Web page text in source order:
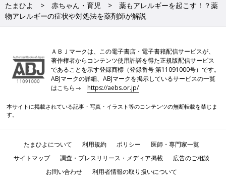
たまひよ 赤ちゃん・育児
薬もアレルギーを起こす！？薬
物アレルギーの症状や対処法を薬剤師が解説
ＡＢＪマークは、この電子書店・電子書籍配信サービスが、
著作権者からコンテンツ使用許諾を得た正規版配信サービス
であることを示す登録商標（登録番号 第11091000号）です。
ABJマークの詳細、ABJマークを掲示しているサービスの一覧
はこちら→https://aebs.or.jp/
本サイトに掲載されている記事・写真・イラスト等のコンテンツの無断転載を禁じま
す。
たまひよについて 利用規約 ポリシー
医師・専門家一覧
サイトマップ
調査・プレスリリース・メディア掲載
広告のご相談
お問い合わせ
利用者情報の取り扱いについて